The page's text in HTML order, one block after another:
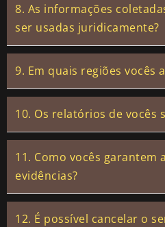
8. As informações
ser usadas juridicamente?
9. Em quais regiões vocês
10. Os relatórios de vocês
11. Como vocês garantem
evidências?
12. É possível cancelar o